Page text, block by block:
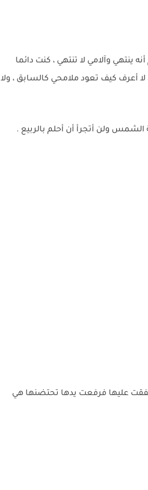
ينتهي وآلامي لا تنتهي ، كنت دائما
أعرف كيف تعود ملامحي كالسابق ، ولا
الشمس ولن أتجرأ أن أحلم بالربيع .
عليها فرفعت يدها تحتضنها هي